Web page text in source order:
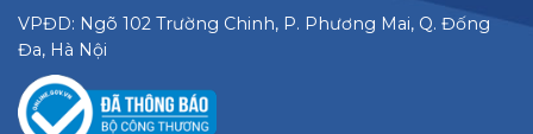
VPĐD: Ngõ 102 Trường Chinh, P. Phương Mai, Q. Đống
Đa, Hà Nội